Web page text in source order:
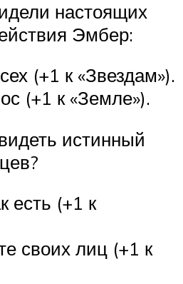
настоящих
Эмбер:
(+1 к «Звездам»).
(+1 к «Земле»).
истинный
есть (+1 к
своих лиц (+1 к